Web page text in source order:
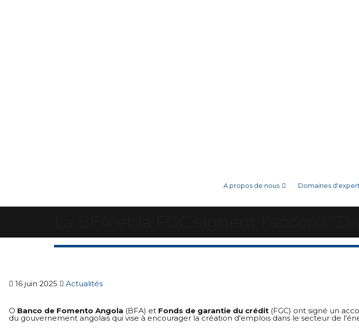
A propos de nous Domaines
16 juin 2025 Actualités
O Banco de Fomento Angola (BFA) et Fonds de garantie du crédit (FGC) ont signé un
du gouvernement angolais qui vise à encourager la création d'emplois dans le secteur de